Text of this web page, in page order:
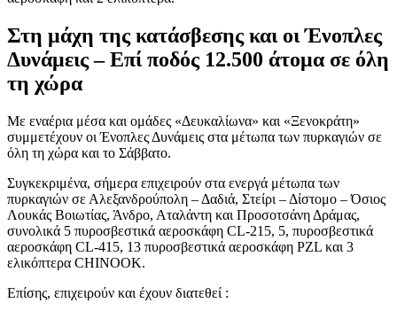
Στη μάχη της κατάσβεσης και οι Ένοπλες
Δυνάμεις – Επί ποδός 12.500 άτομα σε όλη
τη χώρα
Με εναέρια μέσα και ομάδες «Δευκαλίωνα» και «Ξενοκράτη»
συμμετέχουν οι Ένοπλες Δυνάμεις στα μέτωπα των πυρκαγιών σε
όλη τη χώρα και το Σάββατο.
Συγκεκριμένα, σήμερα επιχειρούν στα ενεργά μέτωπα των
πυρκαγιών σε Αλεξανδρούπολη – Δαδιά, Στείρι – Δίστομο – Όσιος
Λουκάς Βοιωτίας, Άνδρο, Αταλάντη και Προσοτσάνη Δράμας,
συνολικά 5 πυροσβεστικά αεροσκάφη CL-215, 5, πυροσβεστικά
αεροσκάφη CL-415, 13 πυροσβεστικά αεροσκάφη PZL και 3
ελικόπτερα CHINOOK.
Επίσης, επιχειρούν και έχουν διατεθεί :